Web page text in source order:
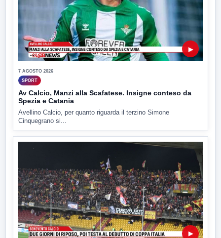
▶
7 AGOSTO 2026
SPORT
Av Calcio, Manzi alla Scafatese. Insigne conteso da
Spezia e Catania
Avellino Calcio, per quanto riguarda il terzino Simone
Cinquegrano si...
▶